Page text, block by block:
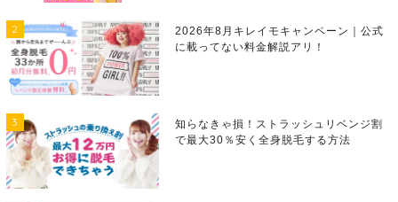
2
2026年8月キレイモキャンペーン｜公式
に載ってない料金解説アリ！
3
知らなきゃ損！ストラッシュリベンジ割
で最大30％安く全身脱毛する方法